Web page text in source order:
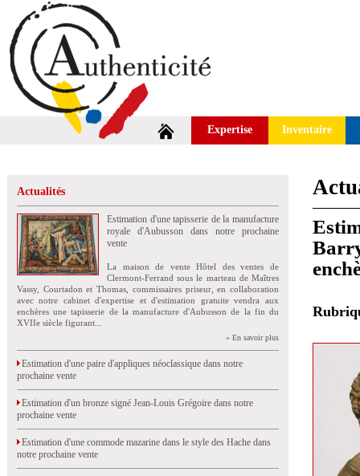
Expertise Inventaire
Actualités
Estimation d'une tapisserie de la manufacture
royale d'Aubusson dans notre prochaine
vente
La maison de vente Hôtel des ventes de
Clermont-Ferrand sous le marteau de Maîtres
Vassy, Courtadon et Thomas, commissaires priseur, en collaboration
avec notre cabinet d'expertise et d'estimation gratuite vendra aux
enchères une tapisserie de la manufacture d'Aubusson de la fin du
XVIIe siècle figurant...
» En savoir plus
Estimation d'une paire d'appliques néoclassique dans notre
prochaine vente
Estimation d'un bronze signé Jean-Louis Grégoire dans notre
prochaine vente
Estimation d'une commode mazarine dans le style des Hache dans
notre prochaine vente